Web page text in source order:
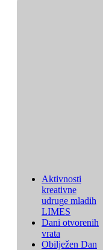
Aktivnosti
kreativne
udruge mladih
LIMES
Dani otvorenih
vrata
Obilježen Dan